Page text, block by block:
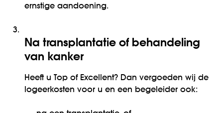
ernstige aandoening.
3.
Na transplantatie of behandeling
van kanker
Heeft u Top of Excellent? Dan vergoeden wij de
logeerkosten voor u en een begeleider ook: